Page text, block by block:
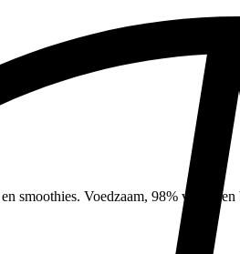
smoothies. Voedzaam, 98% vetvrij